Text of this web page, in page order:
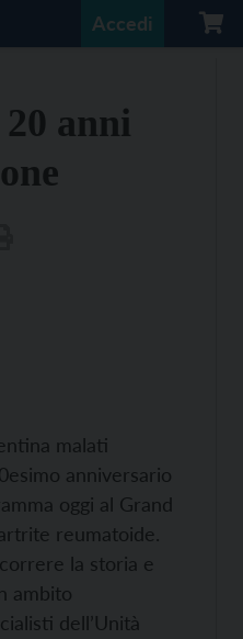
Accedi
anni
malati
anniversario
oggi al Grand
reumatoide.
la storia e
ambito
dell’Unità